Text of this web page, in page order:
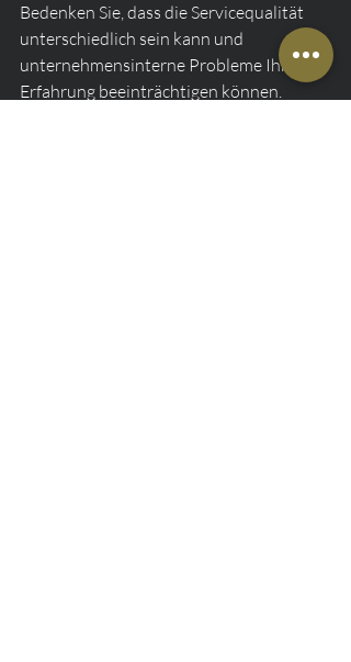
Bedenken Sie, dass die Servicequalität
unterschiedlich sein kann und
unternehmensinterne Probleme Ihre
Erfahrung beeinträchtigen können.